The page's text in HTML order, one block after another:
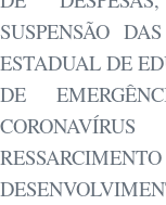
SUSPENSÃO
ESTADUAL DE
DE